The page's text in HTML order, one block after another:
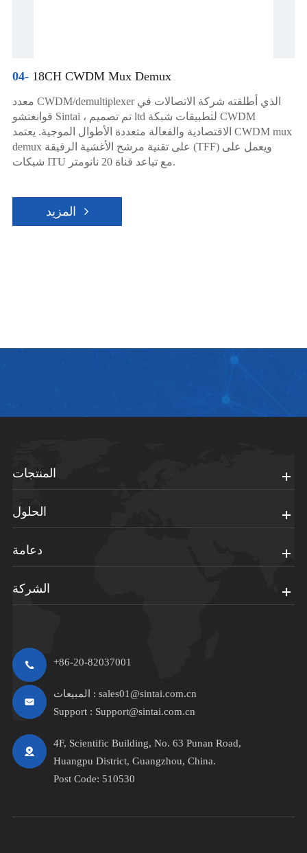
04-18CH CWDM Mux Demux
معدد CWDM/demultiplexer الذي أطلقته شركة الاتصالات في
قوانغتشو Sintai ، تم تصميم ltd لتطبيقات شبكة CWDM
الاقتصادية والفعالة متعددة الأطوال الموجية. يعتمد CWDM mux
demux على تقنية مرشح الأغشية الرقيقة (TFF) ويعمل على
شبكات ITU مع تباعد قناة 20 نانومتر.
المزيد
المنتجات
الحلول
دعامة
الشركة
+86-20-82037001
المبيعات : sales01@sintai.com.cn
Support : Support@sintai.com.cn
4F, Scientific Building, No. 63 Punan Road,
Huangpu District, Guangzhou, China.
Post Code: 510530